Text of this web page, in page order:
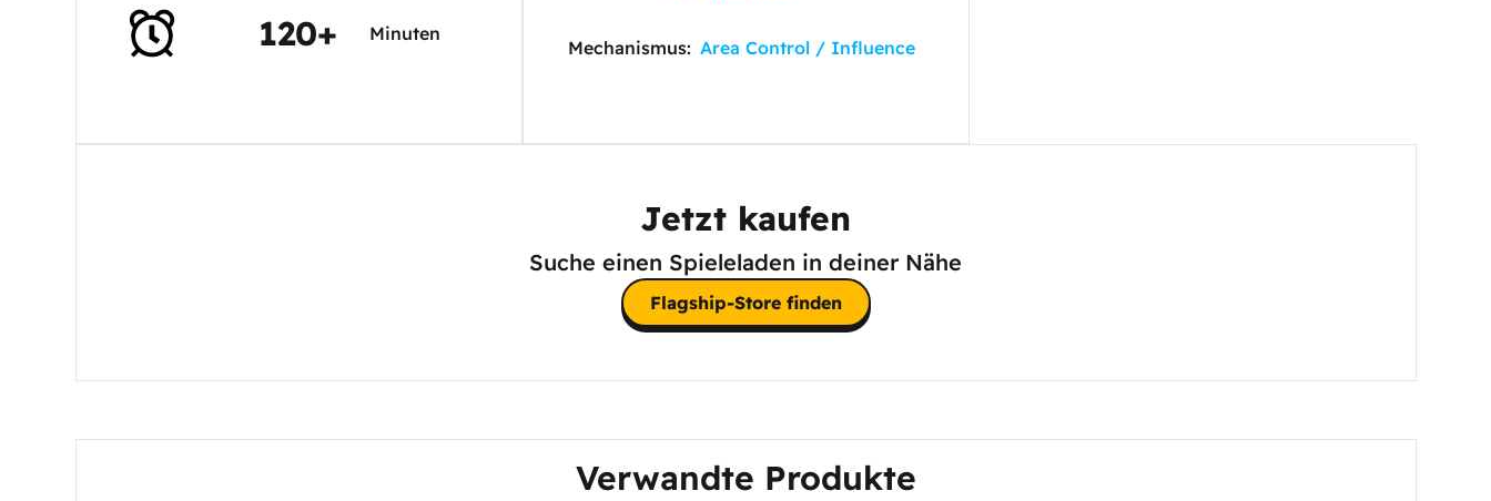
120+ Minuten
Mechanismus: Area Control / Influence
Jetzt kaufen
Suche einen Spieleladen in deiner Nähe
Flagship-Store finden
Verwandte Produkte